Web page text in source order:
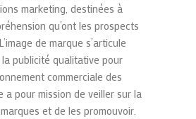
marketing, destinées à
qu’ont les prospects
de marque s’articule
publicité qualitative pour
commerciale des
a pour mission de veiller sur la
et de les promouvoir.